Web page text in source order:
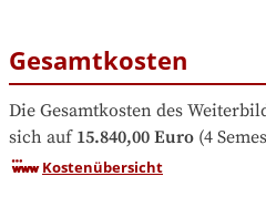
Gesamtkosten
Die Gesamtkosten des
sich auf 15.840,00 Euro (4
Kostenübersicht